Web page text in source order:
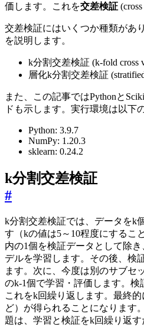
価します。これを交差検証
交差検証にはいくつか種類があ
を説明します。
k分割交差検証 (k-fold cross
層化k分割交差検証
また、この記事ではPythonと
ドも示します。実行環境は以下
Python: 3.9.7
NumPy: 1.20.3
sklearn: 0.24.2
k分割交差検証
#
k分割交差検証では、データをk
す（kの値は5～10程度にするこ
内の1個を検証データとして除
デルを学習します。その後、検
ます。次に、今度は別のサブセ
のk-1個で学習・評価します。検
これをk回繰り返します。最終
ど）が得られることになります
題は、学習と検証をk回繰り返